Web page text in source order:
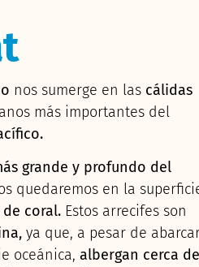
nos sumerge en las cálidas
más importantes del
grande y profundo del
quedaremos en la
coral. Estos arrecifes son
ya que, a pesar de
oceánica, albergan cerca